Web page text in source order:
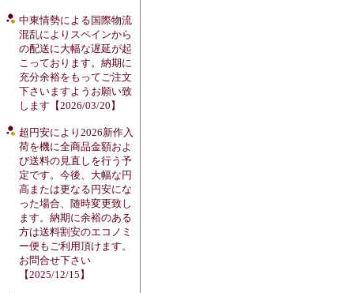
中東情勢による国際物流
混乱によりスペインから
の配送に大幅な遅延が起
こっております。納期に
充分余裕をもってご注文
下さいますようお願い致
します【2026/03/20】
超円安により2026新作入
荷を機に全商品金額およ
び送料の見直しを行う予
定です。今後、大幅な円
高または更なる円安にな
った場合、随時変更致し
ます。納期に余裕のある
方は送料割安のエコノミ
ー便もご利用頂けます。
お問合せ下さい
【2025/12/15】